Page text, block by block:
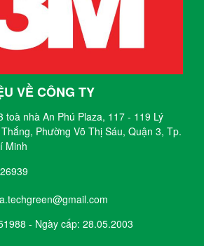
VỀ CÔNG TY
toà nhà An Phú Plaza, 117 - 119 Lý
Phường Võ Thị Sáu, Quận 3, Tp.
Minh
- Ngày cấp: 28.05.2003